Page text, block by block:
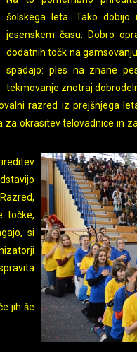
šolskega leta. Tako
jesenskem času. Dobro
dodatnih točk na
spadajo: ples na znane
tekmovanje znotraj
razred iz prejšnjega
okrasitev telovadnice in
točke,
si
jih še